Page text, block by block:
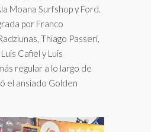
Moana Surfshop y Ford.
por Franco
Thiago Passeri,
Cafiel y Luis
regular a lo largo de
el ansiado Golden